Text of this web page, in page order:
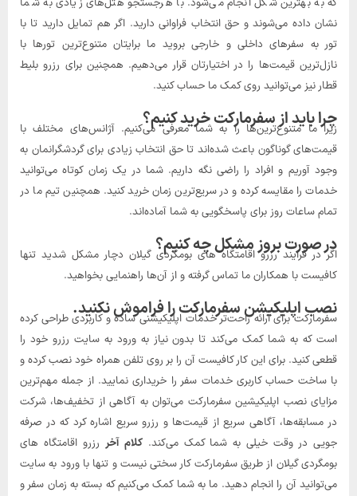
نشان داده می‌شوند و حق انتخاب فراوانی دارید. اگر هم تمایل دارید تا با
تور به سفرهای داخلی و خارجی بروید ما برایتان متنوع‌ترین تورها با
نازل‎‌ترین قیمت‌‌ها را در اختیارتان قرار می‌دهیم. همچنین برای رزرو بلیط
قطار نیز می‌توانید روی کمک ما حساب کنید.
چرا باید از سفرمارکت خرید کنیم؟
زیرا ما متنوع‌ترین‌ها را به شما معرفی می‌کنیم. آژانس‌های مختلف با
قیمت‌های گوناگون باعث شده‌اند تا حق انتخاب زیادی برای گردشگرانمان به
وجود آوریم و افراد را راضی نگه داریم. شما در یک زمان کوتاه می‌توانید
خدمات را مقایسه کرده و در سریع‌ترین زمان خرید کنید. همچنین تیم ما در
تمام ساعات روز برای پاسخگویی به شما آماده‌اند.
در صورت بروز مشکل چه کنیم؟
اگر در فرایند رزرو اقامتگاه های بومگردی گیلان دچار مشکل شدید تنها
کافیست با همکاران ما تماس گرفته و از آن‌ها راهنمایی بخواهید.
نصب اپلیکیشن سفرمارکت را فراموش نکنید.
سفرمارکت برای ارائه راحت‌تر خدمات اپلیکیشنی ساده و کاربردی طراحی کرده
است که به شما کمک می‌کند تا بدون نیاز به ورود به سایت رزرو خود را
قطعی کنید. برای این کار کافیست آن را بر روی تلفن همراه خود نصب کرده و
با ساخت حساب کاربری خدمات سفر را خریداری نمایید. از جمله مهم‌ترین
مزایای نصب اپلیکیشین سفرمارکت می‌توان به آگاهی از تخفیف‌ها، شرکت
در مسابقه‌ها، آگاهی سریع از قیمت‌ها و رزرو سریع‌ اشاره کرد که در صرفه
جویی در وقت خیلی به شما کمک می‌کند.کلام آخر رزرو اقامتگاه های
بومگردی گیلان از طریق سفرمارکت کار سختی نیست و تنها با ورود به سایت
می‌توانید آن را انجام دهید. ما به شما کمک می‌کنیم که بسته به زمان سفر و